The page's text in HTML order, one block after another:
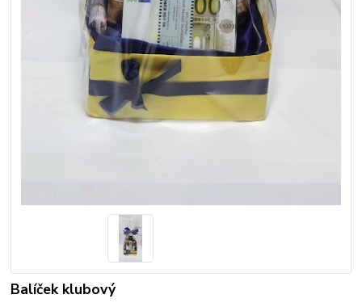
Balíček klubový